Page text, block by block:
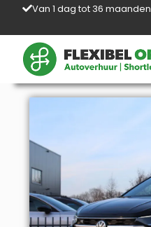
Van 1 dag tot 36 maanden